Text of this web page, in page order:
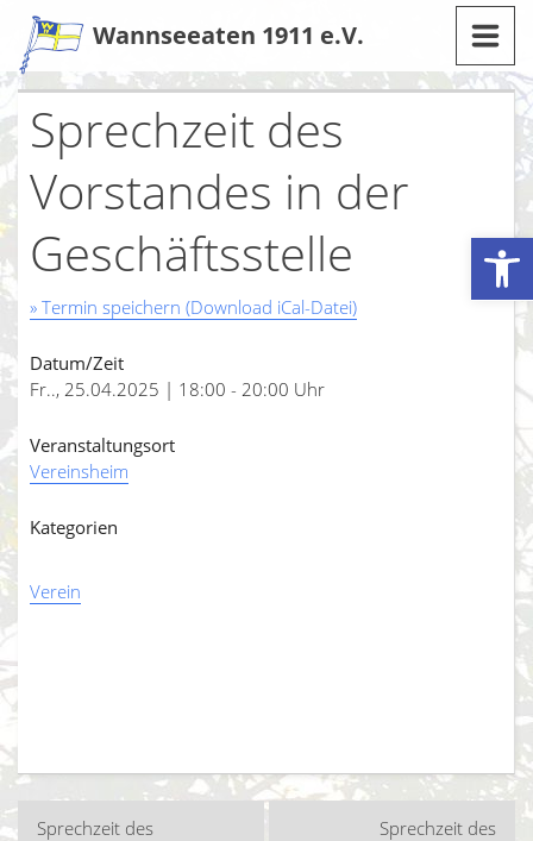
Werkzeugleiste öffnen
Zum
Inhalt
Wannseeaten 1911 e.V.
Sprechzeit des
Vorstandes in der
Geschäftsstelle
» Termin speichern (Download iCal-Datei)
Datum/Zeit
Fr.., 25.04.2025 | 18:00 - 20:00 Uhr
Veranstaltungsort
Vereinsheim
Kategorien
Verein
Beitragsnavigation
Sprechzeit des
Sprechzeit des